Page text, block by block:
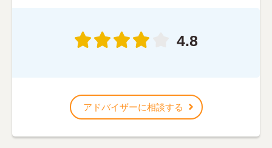
4.8
アドバイザーに相談する